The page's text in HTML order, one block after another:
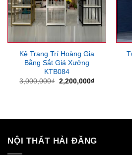
Kệ Trang Trí Hoàng Gia
Bằng Sắt Giá Xưởng
KTB084
3,000,000₫ Giá
2,200,000₫Giá
NỘI THẤT HẢI ĐĂNG